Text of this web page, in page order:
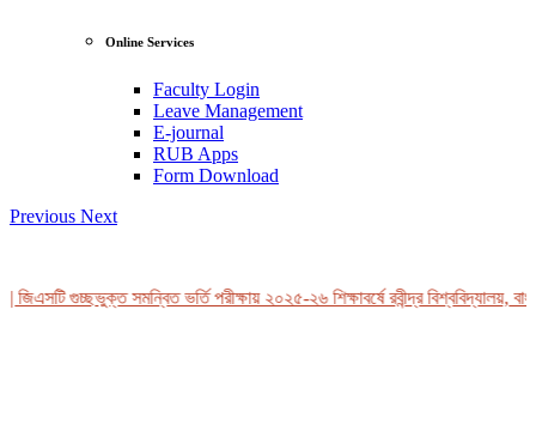
Online Services
Faculty Login
Leave Management
E-journal
RUB Apps
Form Download
Previous Next
গুচ্ছভুক্ত সমন্বিত ভর্তি পরীক্ষায় ২০২৫-২৬ শিক্ষাবর্ষে রবীন্দ্র বিশ্ববিদ্যালয়,